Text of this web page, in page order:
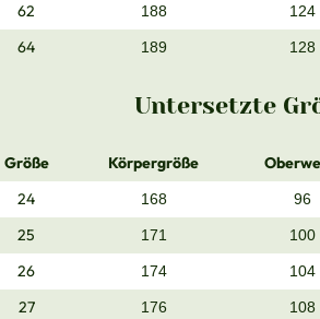
62 188 124
64 189 128
Untersetzte
Größe Körpergröße
24
168 96
25 171 100
26 174 104
27 176 108